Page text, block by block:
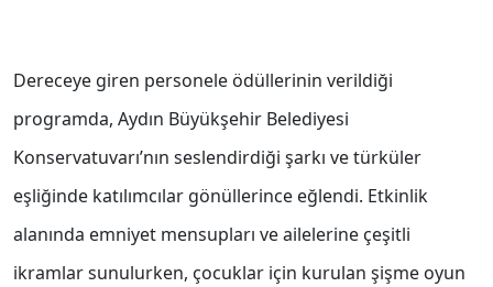
Dereceye giren personele ödüllerinin verildiği
programda, Aydın Büyükşehir Belediyesi
Konservatuvarı’nın seslendirdiği şarkı ve türküler
eşliğinde katılımcılar gönüllerince eğlendi. Etkinlik
alanında emniyet mensupları ve ailelerine çeşitli
ikramlar sunulurken, çocuklar için kurulan şişme oyun